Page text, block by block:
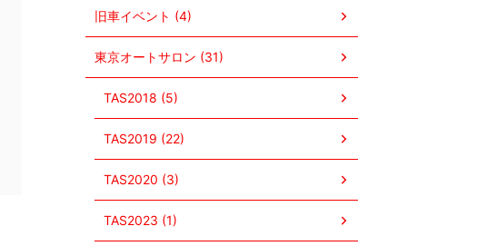
旧車イベント (4)
東京オートサロン (31)
TAS2018 (5)
TAS2019 (22)
TAS2020 (3)
TAS2023 (1)